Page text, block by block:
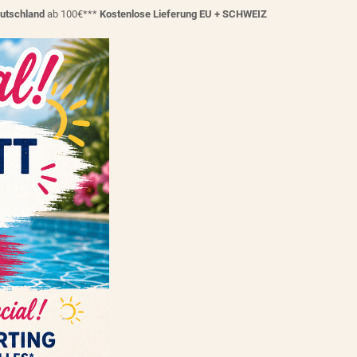
ab 100€*** Kostenlose Lieferung EU + SCHWEIZ